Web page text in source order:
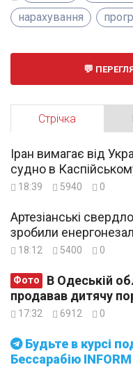
нарахування
Стрічка
Будьте в курсі подій. Підписуйтесь на
Бессарабію
Іран вимагає від
судно в
18:39 5940 0
Артезіанські
зробили
18:12 5400 0
Фото
продавав дитячу
17:32 6912 0